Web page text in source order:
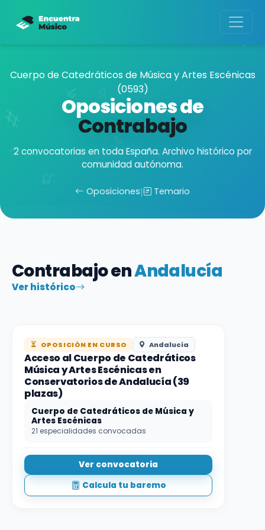
Cuerpo de Catedráticos de Música y Artes Escénicas
(0593)
Oposiciones de
Contrabajo
2 convocatorias en toda España. Archivo histórico por
comunidad autónoma.
Oposiciones| Temario
Contrabajo enAndalucía
Ver histórico
OPOSICIÓN EN CURSO Andalucía
Acceso al Cuerpo de Catedráticos
Música y Artes Escénicas en
Conservatorios de Andalucía (39
plazas)
Cuerpo de Catedráticos de Música y
Artes Escénicas
21 especialidades convocadas
Ver convocatoria
Calcula tu baremo